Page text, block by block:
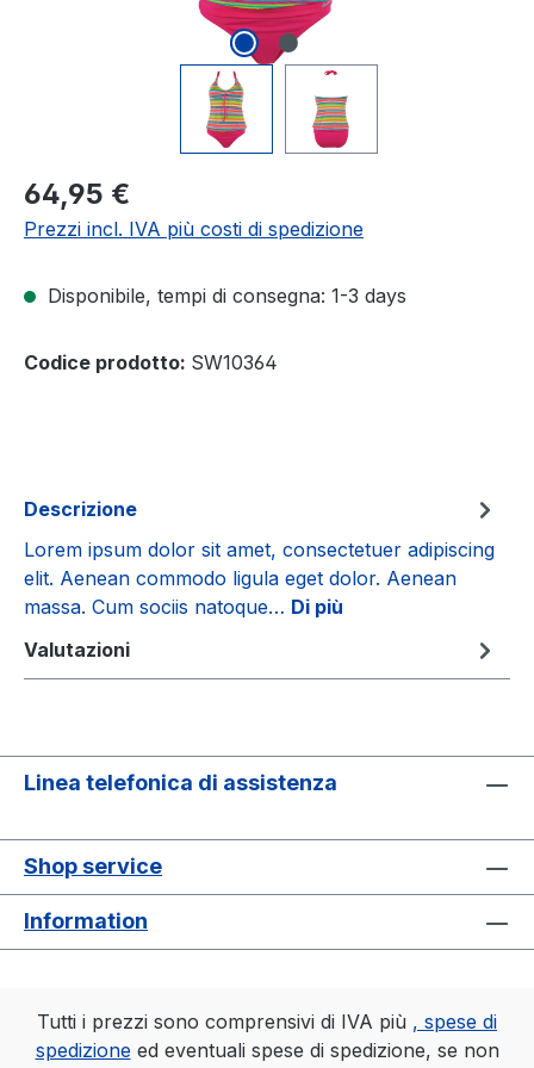
Prezzo normale:
64,95 €
Prezzi incl. IVA più costi di spedizione
Disponibile, tempi di consegna: 1-3 days
Codice prodotto: SW10364
Descrizione
Lorem ipsum dolor sit amet, consectetuer adipiscing
elit. Aenean commodo ligula eget dolor. Aenean
massa. Cum sociis natoque… Di più
Valutazioni
Linea telefonica di assistenza
Shop service
Information
Tutti i prezzi sono comprensivi di IVA più , spese di
spedizioneed eventuali spese di spedizione, se non